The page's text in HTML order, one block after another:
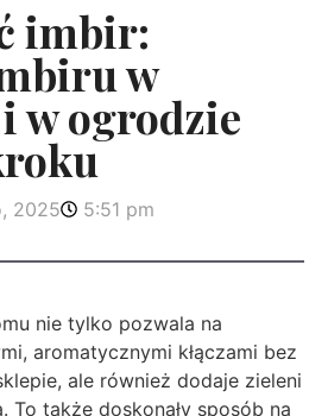
imbir:
w
w ogrodzie
2025 5:51 pm
nie tylko pozwala na
aromatycznymi kłączami bez
ale również dodaje zieleni
To także doskonały sposób na